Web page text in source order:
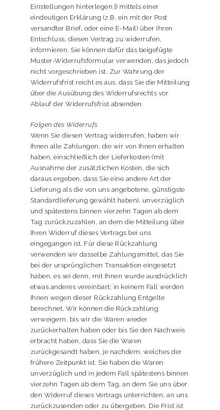
Einstellungen hinterlegen.]) mittels einer
eindeutigen Erklärung (z.B. ein mit der Post
versandter Brief, oder eine E-Mail) über Ihren
Entschluss, diesen Vertrag zu widerrufen,
informieren. Sie können dafür das beigefügte
Muster-Widerrufsformular verwenden, das jedoch
nicht vorgeschrieben ist. Zur Wahrung der
Widerrufsfrist reicht es aus, dass Sie die Mitteilung
über die Ausübung des Widerrufsrechts vor
Ablauf der Widerrufsfrist absenden.
Folgen des Widerrufs
Wenn Sie diesen Vertrag widerrufen, haben wir
Ihnen alle Zahlungen, die wir von Ihnen erhalten
haben, einschließlich der Lieferkosten (mit
Ausnahme der zusätzlichen Kosten, die sich
daraus ergeben, dass Sie eine andere Art der
Lieferung als die von uns angebotene, günstigste
Standardlieferung gewählt haben), unverzüglich
und spätestens binnen vierzehn Tagen ab dem
Tag zurückzuzahlen, an dem die Mitteilung über
Ihren Widerruf dieses Vertrags bei uns
eingegangen ist. Für diese Rückzahlung
verwenden wir dasselbe Zahlungsmittel, das Sie
bei der ursprünglichen Transaktion eingesetzt
haben, es sei denn, mit Ihnen wurde ausdrücklich
etwas anderes vereinbart; in keinem Fall werden
Ihnen wegen dieser Rückzahlung Entgelte
berechnet. Wir können die Rückzahlung
verweigern, bis wir die Waren wieder
zurückerhalten haben oder bis Sie den Nachweis
erbracht haben, dass Sie die Waren
zurückgesandt haben, je nachdem, welches der
frühere Zeitpunkt ist. Sie haben die Waren
unverzüglich und in jedem Fall spätestens binnen
vierzehn Tagen ab dem Tag, an dem Sie uns über
den Widerruf dieses Vertrags unterrichten, an uns
zurückzusenden oder zu übergeben. Die Frist ist